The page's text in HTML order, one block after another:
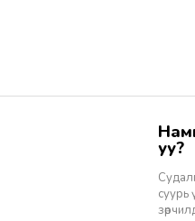
Намын ардчиллаас даргын засаглал: Эрх зүйн шинэчлэлээс ухрах
уу?
суурь